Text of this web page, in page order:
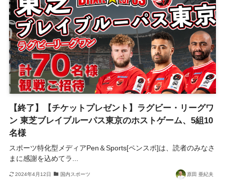
【終了】【チケットプレゼント】ラグビー・リーグワ
ン 東芝ブレイブルーパス東京のホストゲーム、5組10
名様
スポーツ特化型メディアPen＆Sports[ペンスポ]は、読者のみなさ
まに感謝を込めてラ...
2024年4月12日 国内スポーツ 原田 亜紀夫